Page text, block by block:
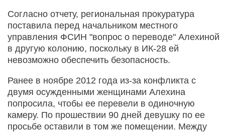
Согласно отчету, региональная прокуратура
поставила перед начальником местного
управления ФСИН "вопрос о переводе" Алехиной
в другую колонию, поскольку в ИК-28 ей
невозможно обеспечить безопасность.
Ранее в ноябре 2012 года из-за конфликта с
двумя осужденными женщинами Алехина
попросила, чтобы ее перевели в одиночную
камеру. По прошествии 90 дней девушку по ее
просьбе оставили в том же помещении. Между